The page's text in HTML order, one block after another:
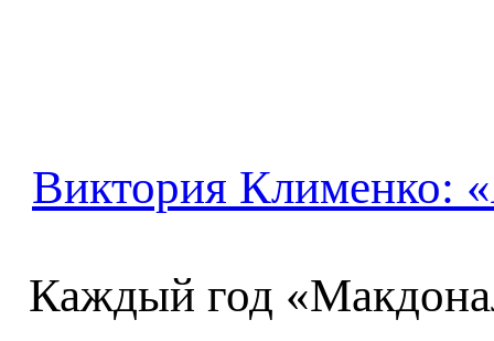
Виктория Клименко:
Каждый год